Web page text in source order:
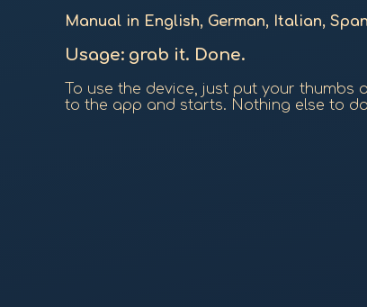
Manual in English, German, Italian,
Usage: grab it. Done.
To use the device, just put your
to the app and starts. Nothing else to